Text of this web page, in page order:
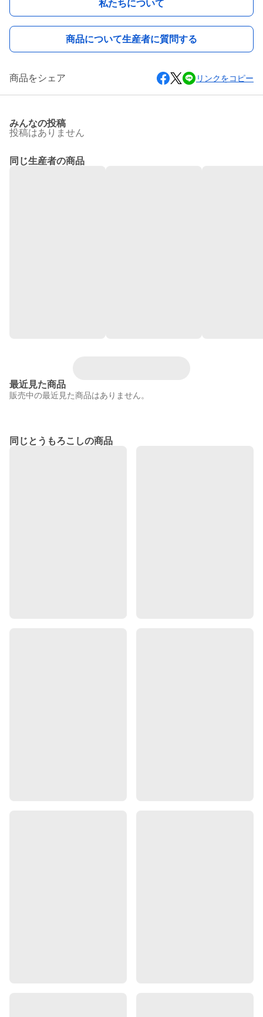
私たちについて
商品について生産者に質問する
商品をシェア リンクをコピー
みんなの投稿
投稿はありません
同じ生産者の商品
最近見た商品
販売中の最近見た商品はありません。
同じとうもろこしの商品